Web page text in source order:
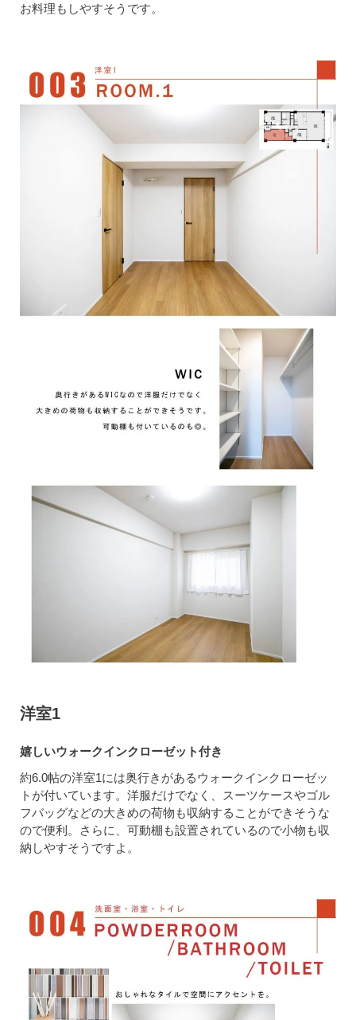
お料理もしやすそうです。
洋室1
嬉しいウォークインクローゼット付き
約6.0帖の洋室1には奥行きがあるウォークインクローゼッ
トが付いています。洋服だけでなく、スーツケースやゴル
フバッグなどの大きめの荷物も収納することができそうな
ので便利。さらに、可動棚も設置されているので小物も収
納しやすそうですよ。